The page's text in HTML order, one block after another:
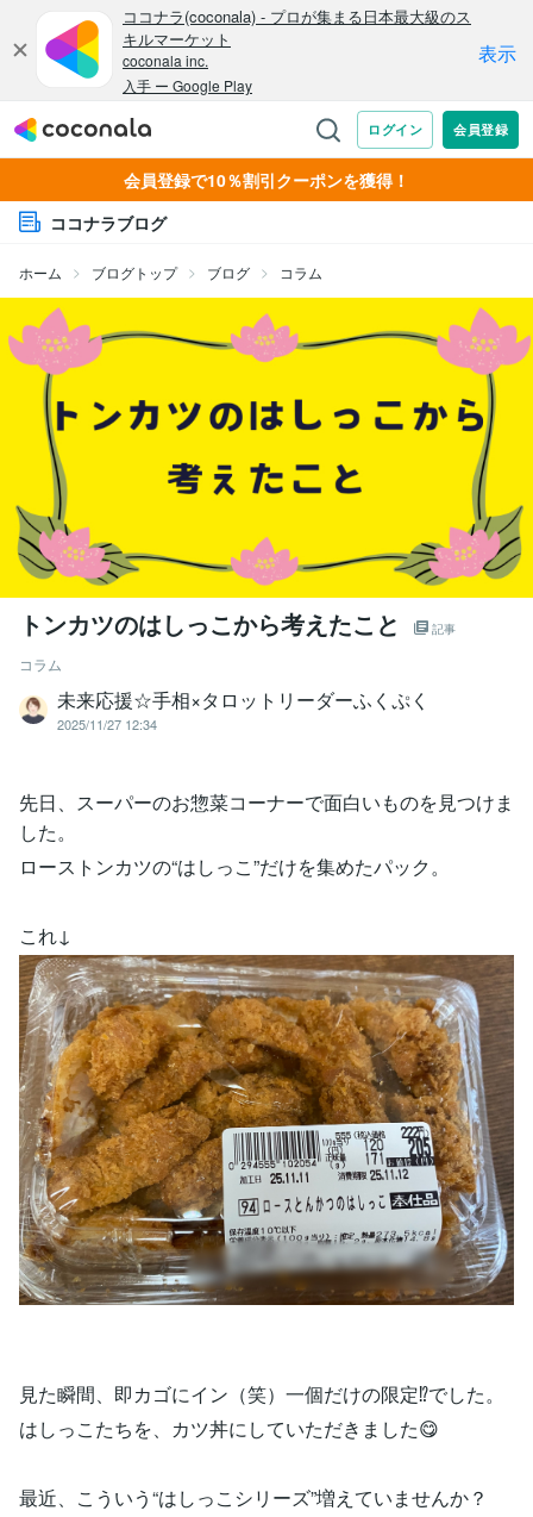
会員登録で10％割引クーポンを獲得！
ココナラブログ
ホーム ブログトップ ブログ コラム
トンカツのはしっこから考えたこと 記事
コラム
未来応援☆手相×タロットリーダーふくぷく
2025/11/27 12:34
先日、スーパーのお惣菜コーナーで面白いものを見つけま
した。
ローストンカツの“はしっこ”だけを集めたパック。
これ↓
見た瞬間、即カゴにイン（笑）一個だけの限定⁉でした。
はしっこたちを、カツ丼にしていただきました😋
最近、こういう“はしっこシリーズ”増えていませんか？